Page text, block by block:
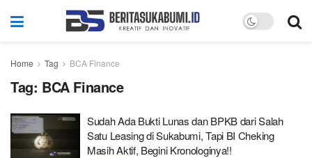
Home Tag BCA Finance
Tag: BCA Finance
Sudah Ada Bukti Lunas dan BPKB dari Salah
Satu Leasing di Sukabumi, Tapi BI Cheking
Masih Aktif, Begini Kronologinya!!